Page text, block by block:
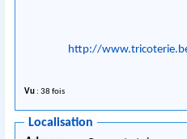
http://
Vu : 38 fois
Localisation